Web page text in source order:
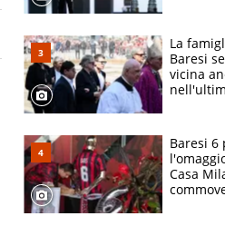
La
Baresi
vicina
circondati
Baresi 6
Casa